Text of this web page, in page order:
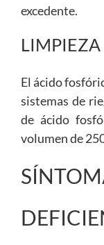
excedente.
LIMPIEZA
El ácido
sistemas de
de ácido
volumen de